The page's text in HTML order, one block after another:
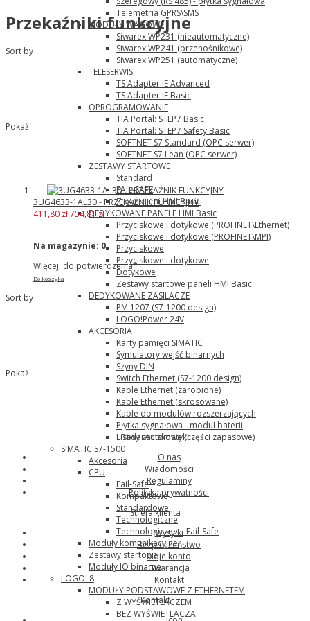
Telemetria GPRS\SMS
MODUŁY WAGOWE
Siwarex WP231 (nieautomatyczne)
Siwarex WP241 (przenośnikowe)
Siwarex WP251 (automatyczne)
TELESERWIS
TS Adapter IE Advanced
TS Adapter IE Basic
OPROGRAMOWANIE
TIA Portal: STEP7 Basic
TIA Portal: STEP7 Safety Basic
SOFTNET S7 Standard (OPC serwer)
SOFTNET S7 Lean (OPC serwer)
ZESTAWY STARTOWE
Standard
FAIL-SAFE
Z panelami HMI Basic
DEDYKOWANE PANELE HMI Basic
Przyciskowe i dotykowe (PROFINET\Ethernet)
Przyciskowe i dotykowe (PROFINET\MPI)
Przyciskowe
Przyciskowe i dotykowe
Dotykowe
Zestawy startowe paneli HMI Basic
DEDYKOWANE ZASILACZE
PM 1207 (S7-1200 design)
LOGO!Power 24V
AKCESORIA
Karty pamięci SIMATIC
Symulatory wejść binarnych
Szyny DIN
Switch Ethernet (S7-1200 design)
Kable Ethernet (zarobione)
Kable Ethernet (skrosowane)
Kable do modułów rozszerzających
Płytka sygnałowa - moduł baterii
Listwy zaciskowe (części zapasowe)
SIMATIC S7-1500
Akcesoria
CPU
Fail-Safe
Kompaktowe
Standardowe
Technologiczne
Technologiczne – Fail-Safe
Moduły komunikacyjne
Zestawy startowe
Moduły IO binarne
LOGO! 8
MODUŁY PODSTAWOWE Z ETHERNETEM
Z WYŚWIETLACZEM
BEZ WYŚWIETLACZA
Przekaźniki funkcyjne
Sort by
Pokaż
3UG4633-1AL30 - PRZEKAŹNIK FUNKCYJNY
411,80 zł754,81 zł
Na magazynie: 0
Więcej: do potwierdzenia*
Do koszyka
Sort by
Pokaż
RadarAutomatyki
O nas
Wiadomości
Regulaminy
Polityka prywatności
Strefa klienta
Wysyłki
Bezpieczeństwo
Moje konto
Gwarancja
Kontakt
Kontakt